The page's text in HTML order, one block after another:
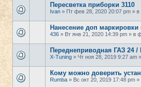
Пересветка приборки 3110
Ivan » Пт фев 28, 2020 20:07 pm »
Нанесение доп маркировки
436 » Вт янв 21, 2020 14:39 pm » в
Переднеприводная ГАЗ 24
X-Tuning » Чт ноя 28, 2019 9:27 am
Кому можно доверить
Rumba » Вс окт 20, 2019 17:48 pm